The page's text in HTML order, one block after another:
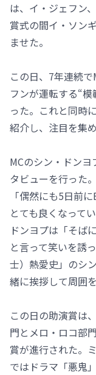
は、イ・ジェフン
賞式の間イ・ソン
ませた。
この日、7年連続
フンが運転する“
った。これと同時
紹介し、注目を集
MCのシン・ドン
タビューを行った
「偶然にも5日前
とても良くなって
ドンヨプは「そば
と言って笑いを誘
士）熱愛史」のシ
緒に挨拶して周囲
この日の助演賞は
門とメロ・ロコ部
賞が進行された。
ではドラマ「悪鬼